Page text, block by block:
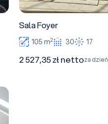
Sala Foyer
105 m2 30 17
2 527,35 zł nettoza dzień